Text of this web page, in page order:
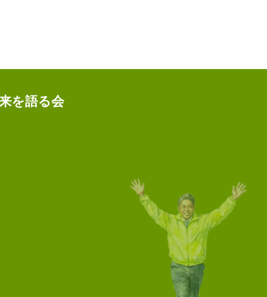
を語る会